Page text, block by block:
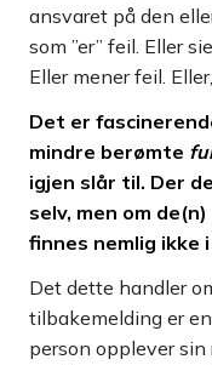
ansvaret på den
som ”er” feil. Eller
Eller mener feil.
Det er
mindre berømte
igjen slår til. Der
selv, men om
finnes nemlig ikke
Det dette handler
tilbakemelding er
person opplever sin